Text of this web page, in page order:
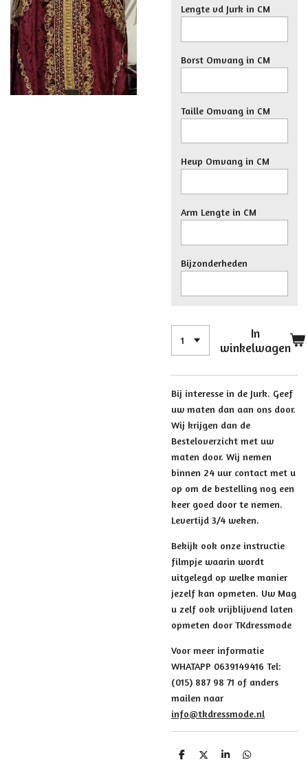
Lengte vd Jurk in CM
Borst Omvang in CM
Taille Omvang in CM
Heup Omvang in CM
Arm Lengte in CM
Bijzonderheden
In
winkelwagen
Bij interesse in de Jurk. Geef
uw maten dan aan ons door.
Wij krijgen dan de
Besteloverzicht met uw
maten door. Wij nemen
binnen 24 uur contact met u
op om de bestelling nog een
keer goed door te nemen.
Levertijd 3/4 weken.
Bekijk ook onze instructie
filmpje waarin wordt
uitgelegd op welke manier
jezelf kan opmeten. Uw Mag
u zelf ook vrijblijvend laten
opmeten door TKdressmode
Voor meer informatie
WHATAPP 0639149416 Tel:
(015) 887 98 71 of anders
mailen naar
info@tkdressmode.nl
D
D
S
D